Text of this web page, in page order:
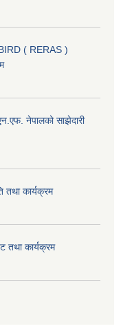
( RERAS )
नेपालको साझेदारी
तथा कार्यक्रम
तथा कार्यक्रम